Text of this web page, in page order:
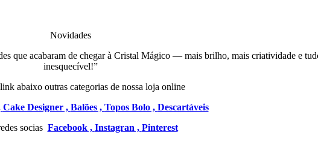
Novidades
que acabaram de chegar à Cristal Mágico — mais brilho, mais criatividade e
inesquecível!”
abaixo outras categorias de nossa loja online
Cake Designer , Balões , Topos Bolo , Descartáveis
socias Facebook , Instagran , Pinterest